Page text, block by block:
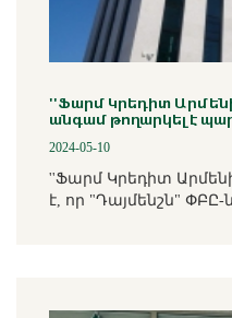
''Ֆարմ Կրեդիտ
անգամ թողարկել է
2024-05-10
''Ֆարմ Կրեդիտ
է, որ "Դայմենշն" ՓԲԸ-